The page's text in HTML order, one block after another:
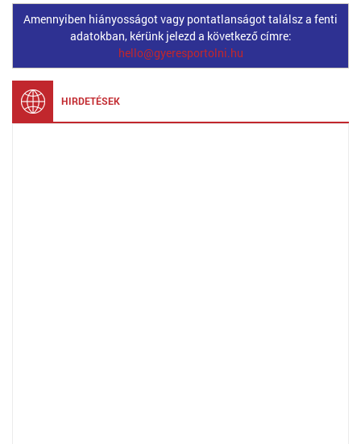
Amennyiben hiányosságot vagy pontatlanságot találsz a fenti
adatokban, kérünk jelezd a következő címre:
hello@gyeresportolni.hu
HIRDETÉSEK